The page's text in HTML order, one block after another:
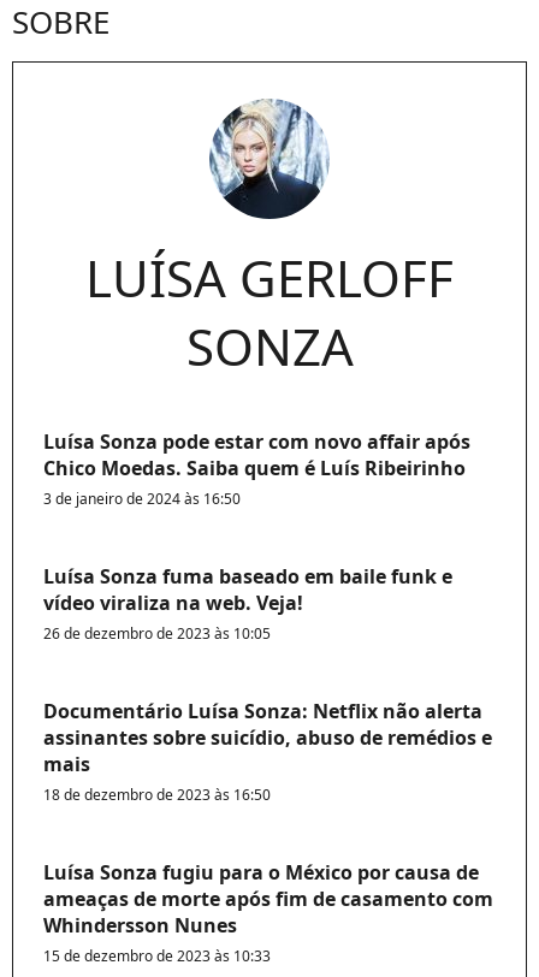
SOBRE
LUÍSA GERLOFF
SONZA
Luísa Sonza pode estar com novo affair após
Chico Moedas. Saiba quem é Luís Ribeirinho
3 de janeiro de 2024 às 16:50
Luísa Sonza fuma baseado em baile funk e
vídeo viraliza na web. Veja!
26 de dezembro de 2023 às 10:05
Documentário Luísa Sonza: Netflix não alerta
assinantes sobre suicídio, abuso de remédios e
mais
18 de dezembro de 2023 às 16:50
Luísa Sonza fugiu para o México por causa de
ameaças de morte após fim de casamento com
Whindersson Nunes
15 de dezembro de 2023 às 10:33